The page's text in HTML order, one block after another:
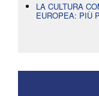
LA CULTURA
EUROPEA: PIÙ